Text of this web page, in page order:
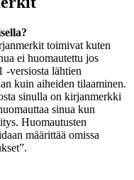
toimivat kuten
ei huomautettu jos
-versiosta lähtien
kuin aiheiden tilaaminen.
sinulla on kirjanmerkki
sinua kun
Huomautusten
määrittää omissa